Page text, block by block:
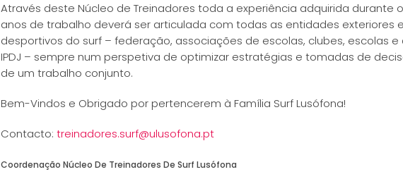
Através deste Núcleo de Treinadores toda a experiência adquirida durante
anos de trabalho deverá ser articulada com todas as entidades exteriores
desportivos do surf – federação, associações de escolas, clubes, escolas e
IPDJ – sempre num perspetiva de optimizar estratégias e tomadas de
de um trabalho conjunto.
Bem-Vindos e Obrigado por pertencerem à Família Surf Lusófona!
Contacto: treinadores.surf@ulusofona.pt
Coordenação Núcleo De Treinadores De Surf Lusófona